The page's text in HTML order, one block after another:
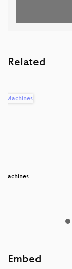
Related
Machines
Embed